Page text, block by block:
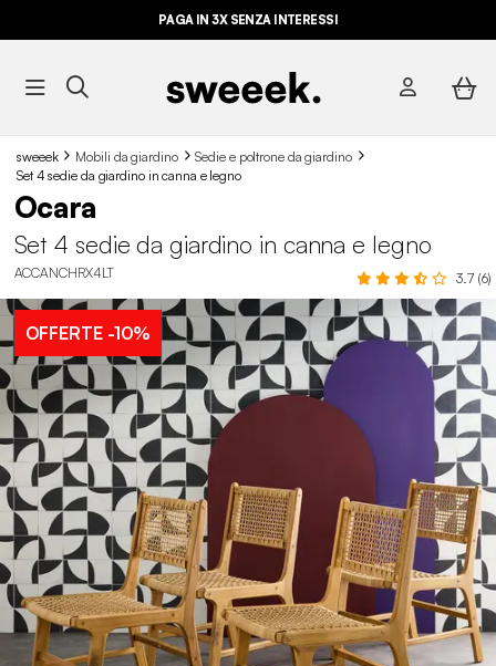
PAGA IN 3X SENZA INTERESSI
sweeek Mobili da giardino
Sedie e poltrone da giardino
Set 4 sedie da giardino in canna e legno
Ocara
Set 4 sedie da giardino in canna e legno
ACCANCHRX4LT 3.7 (6)
OFFERTE-10%